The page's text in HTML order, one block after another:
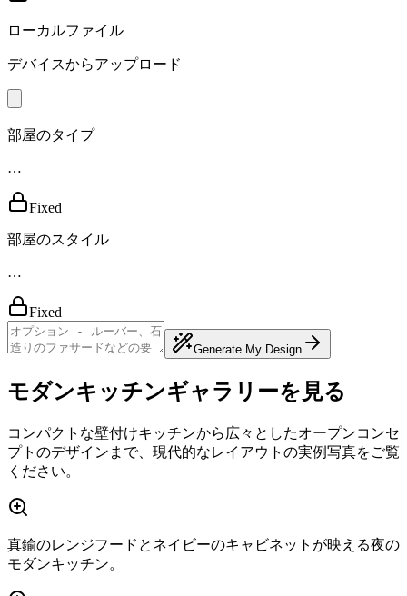
ローカルファイル
デバイスからアップロード
部屋のタイプ
…
Fixed
部屋のスタイル
…
Fixed
Generate My Design
モダンキッチンギャラリーを見る
コンパクトな壁付けキッチンから広々としたオープンコンセ
プトのデザインまで、現代的なレイアウトの実例写真をご覧
ください。
真鍮のレンジフードとネイビーのキャビネットが映える夜の
モダンキッチン。